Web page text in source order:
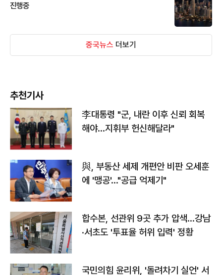
진행중
중국뉴스 더보기
추천기사
李대통령 "군, 내란 이후 신뢰 회복
해야…지휘부 헌신해달라"
與, 부동산 세제 개편안 비판 오세훈
에 '맹공'…"공급 억제기"
합수본, 선관위 9곳 추가 압색…강남
·서초도 '투표율 허위 입력' 정황
국민의힘 윤리위, '돌려차기 실언' 서